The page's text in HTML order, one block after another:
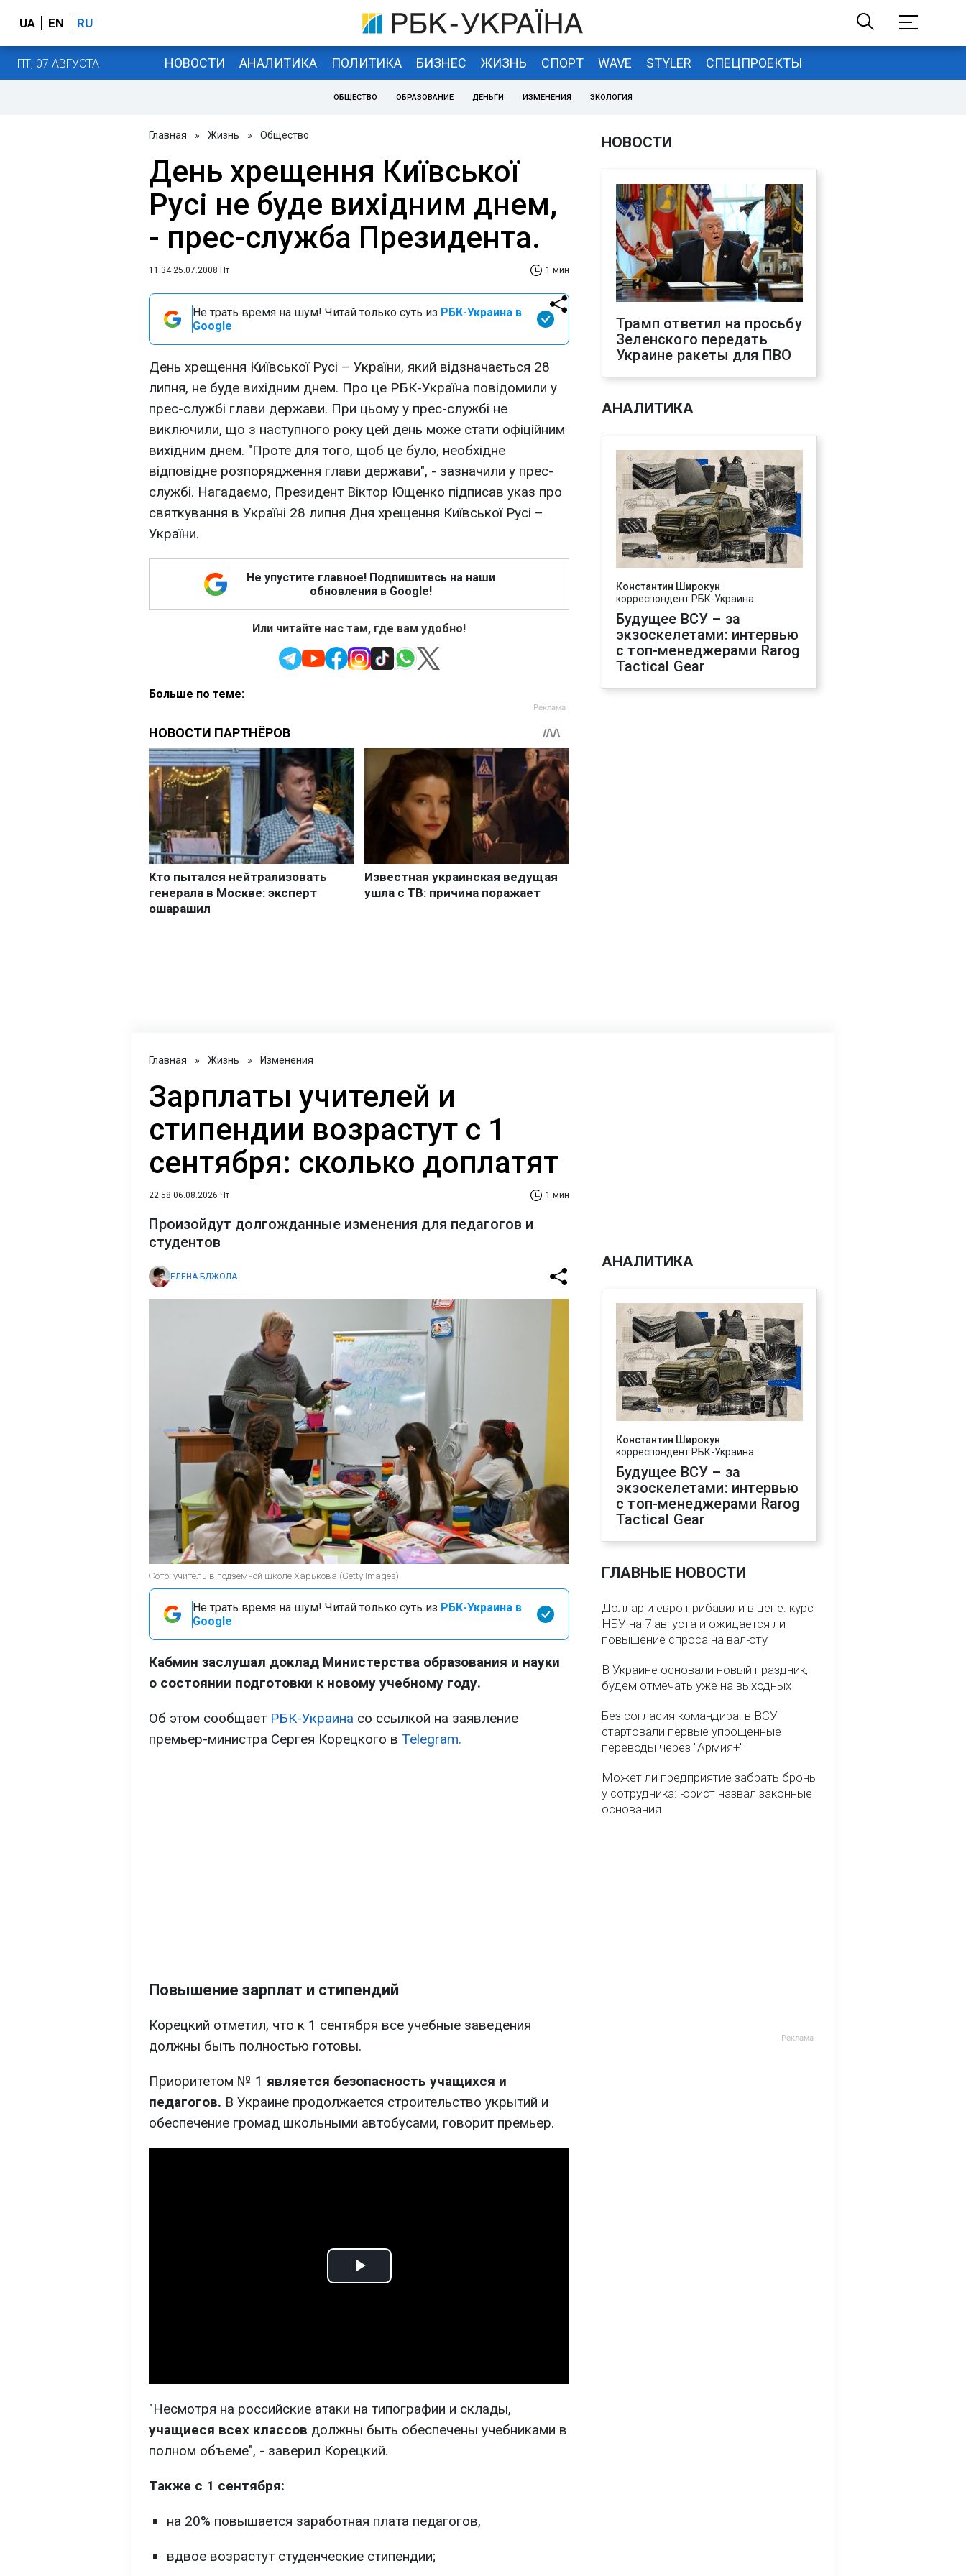
UA EN RU
ПТ, 07 АВГУСТА НОВОСТИ АНАЛИТИКА ПОЛИТИКА БИЗНЕС ЖИЗНЬ СПОРТ WAVE STYLER СПЕЦПРОЕКТЫ
ОБЩЕСТВО ОБРАЗОВАНИЕ ДЕНЬГИ ИЗМЕНЕНИЯ ЭКОЛОГИЯ
Главная » Жизнь » Общество
День хрещення Київської
Русі не буде вихідним днем,
- прес-служба Президента.
11:34 25.07.2008 Пт 1 мин
Не трать время на шум! Читай только суть из РБК-Украина в
Google
День хрещення Київської Русі – України, який відзначається 28
липня, не буде вихідним днем. Про це РБК-Україна повідомили у
прес-службі глави держави. При цьому у прес-службі не
виключили, що з наступного року цей день може стати офіційним
вихідним днем. "Проте для того, щоб це було, необхідне
відповідне розпорядження глави держави", - зазначили у прес-
службі. Нагадаємо, Президент Віктор Ющенко підписав указ про
святкування в Україні 28 липня Дня хрещення Київської Русі –
України.
Не упустите главное! Подпишитесь на наши
обновления в Google!
Или читайте нас там, где вам удобно!
Больше по теме:
НОВОСТИ
Трамп ответил на просьбу
Зеленского передать
Украине ракеты для ПВО
АНАЛИТИКА
Константин Широкун
корреспондент РБК-Украина
Будущее ВСУ – за
экзоскелетами: интервью
с топ-менеджерами Rarog
Tactical Gear
Главная » Жизнь » Изменения
Зарплаты учителей и
стипендии возрастут с 1
сентября: сколько доплатят
22:58 06.08.2026 Чт 1 мин
Произойдут долгожданные изменения для педагогов и
студентов
ЕЛЕНА БДЖОЛА
Фото: учитель в подземной школе Харькова (Getty Images)
Не трать время на шум! Читай только суть из РБК-Украина в
Google
Кабмин заслушал доклад Министерства образования и науки
о состоянии подготовки к новому учебному году.
Об этом сообщает РБК-Украина со ссылкой на заявление
премьер-министра Сергея Корецкого в Telegram.
Повышение зарплат и стипендий
Корецкий отметил, что к 1 сентября все учебные заведения
должны быть полностью готовы.
Приоритетом № 1 является безопасность учащихся и
педагогов. В Украине продолжается строительство укрытий и
обеспечение громад школьными автобусами, говорит премьер.
Play
"Несмотря на российские атаки на типографии и склады,
учащиеся всех классов должны быть обеспечены учебниками в
полном объеме", - заверил Корецкий.
Также с 1 сентября:
на 20% повышается заработная плата педагогов,
вдвое возрастут студенческие стипендии;
АНАЛИТИКА
Константин Широкун
корреспондент РБК-Украина
Будущее ВСУ – за
экзоскелетами: интервью
с топ-менеджерами Rarog
Tactical Gear
ГЛАВНЫЕ НОВОСТИ
Доллар и евро прибавили в цене: курс
НБУ на 7 августа и ожидается ли
повышение спроса на валюту
В Украине основали новый праздник,
будем отмечать уже на выходных
Без согласия командира: в ВСУ
стартовали первые упрощенные
переводы через "Армия+"
Может ли предприятие забрать бронь
у сотрудника: юрист назвал законные
основания